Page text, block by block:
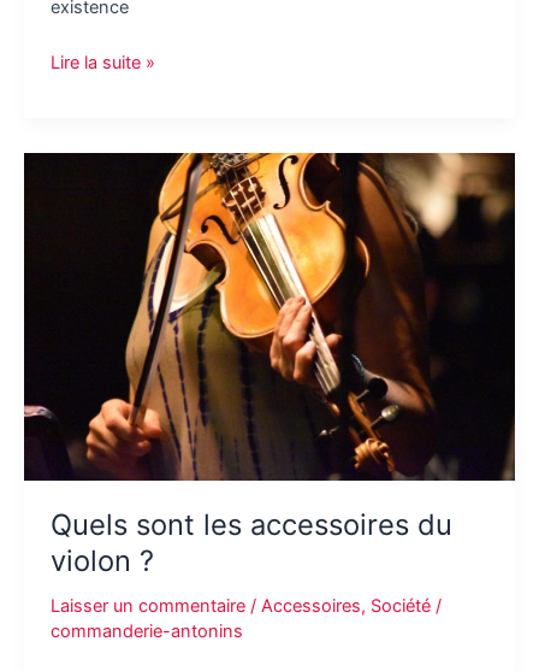
existence
Découvrez
de
Lire la suite »
Quels sont les accessoires du
violon ?
Laisser un commentaire / Accessoires, Société/
commanderie-antonins